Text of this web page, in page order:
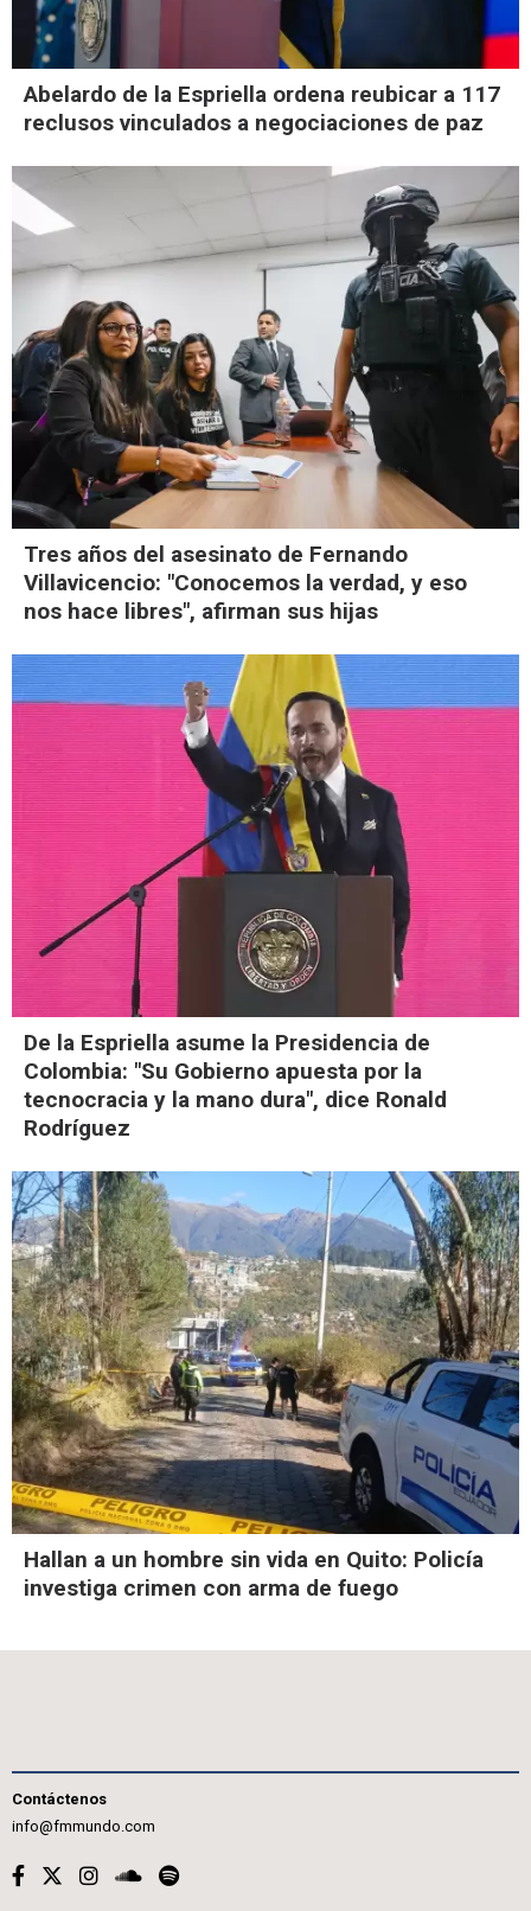
Abelardo de la Espriella ordena reubicar a 117
reclusos vinculados a negociaciones de paz
Tres años del asesinato de Fernando
Villavicencio: "Conocemos la verdad, y eso
nos hace libres", afirman sus hijas
De la Espriella asume la Presidencia de
Colombia: "Su Gobierno apuesta por la
tecnocracia y la mano dura", dice Ronald
Rodríguez
Hallan a un hombre sin vida en Quito: Policía
investiga crimen con arma de fuego
Contáctenos
info@fmmundo.com